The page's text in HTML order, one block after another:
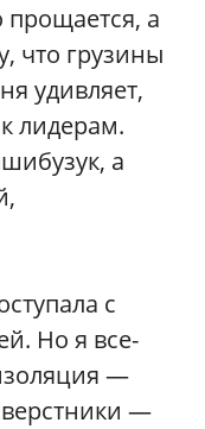
а
что грузины
удивляет,
лидерам.
а
с
Но я все-
—
—